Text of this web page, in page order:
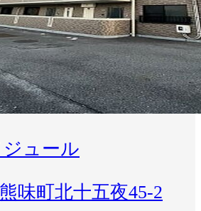
ュール
味町北十五夜45-2